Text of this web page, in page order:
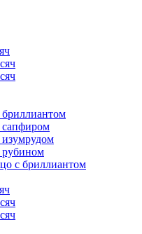
бриллиантом
сапфиром
изумрудом
рубином
с бриллиантом